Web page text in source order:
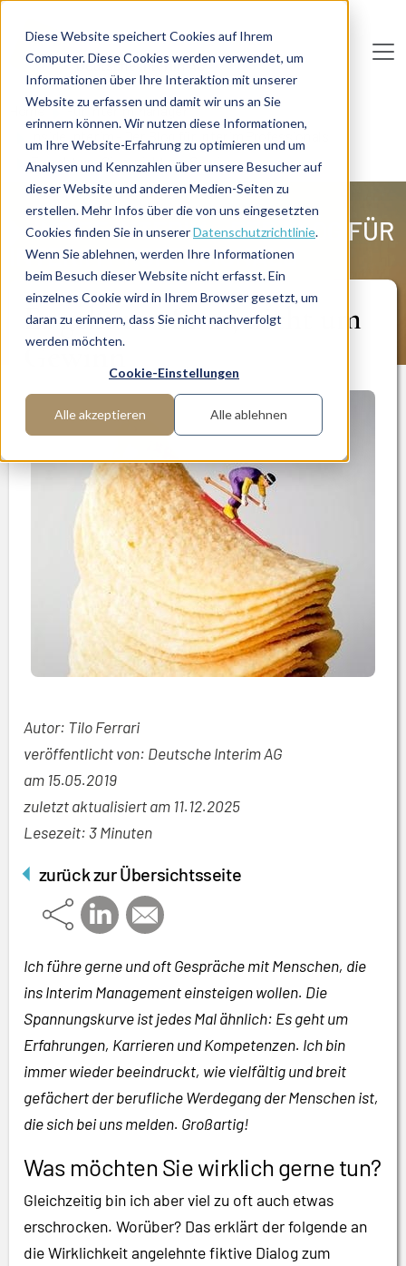
Diese Website speichert Cookies auf Ihrem
Computer. Diese Cookies werden verwendet, um
Informationen über Ihre Interaktion mit unserer
Website zu erfassen und damit wir uns an Sie
erinnern können. Wir nutzen diese Informationen,
um Ihre Website-Erfahrung zu optimieren und um
Analysen und Kennzahlen über unsere Besucher auf
dieser Website und anderen Medien-Seiten zu
erstellen. Mehr Infos über die von uns eingesetzten
Cookies finden Sie in unsererDatenschutzrichtlinie.
Wenn Sie ablehnen, werden Ihre Informationen
beim Besuch dieser Website nicht erfasst. Ein
einzelnes Cookie wird in Ihrem Browser gesetzt, um
daran zu erinnern, dass Sie nicht nachverfolgt
werden möchten.
Cookie-Einstellungen
Alle akzeptieren Alle ablehnen
Deutsc he InterimAG
Home
Für Interim Manager
Inside Interim - Der Blog für Interim Professionals
Es geht um Sinn, nicht um Gewinn
INSIDE INTERIM – DER BLOG FÜR
INTERIM PROFESSIONALS
Es geht um Sinn, nicht um
Gewinn
Autor: Tilo Ferrari
veröffentlicht von: Deutsche Interim AG
am 15.05.2019
zuletzt aktualisiert am 11.12.2025
Lesezeit: 3 Minuten
zurück zur Übersichtsseite
Ich führe gerne und oft Gespräche mit Menschen, die
ins Interim Management einsteigen wollen. Die
Spannungskurve ist jedes Mal ähnlich: Es geht um
Erfahrungen, Karrieren und Kompetenzen. Ich bin
immer wieder beeindruckt, wie vielfältig und breit
gefächert der berufliche Werdegang der Menschen ist,
die sich bei uns melden. Großartig!
Was möchten Sie wirklich gerne tun?
Gleichzeitig bin ich aber viel zu oft auch etwas
erschrocken. Worüber? Das erklärt der folgende an
die Wirklichkeit angelehnte fiktive Dialog zum